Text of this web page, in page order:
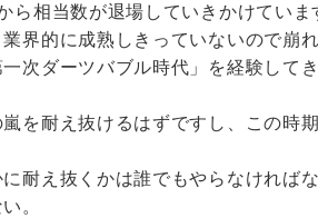
相当数が退場していきかけていま
界的に成熟しきっていないので崩れ
次ダーツバブル時代」を経験して
を耐え抜けるはずですし、この時
耐え抜くかは誰でもやらなければ
。